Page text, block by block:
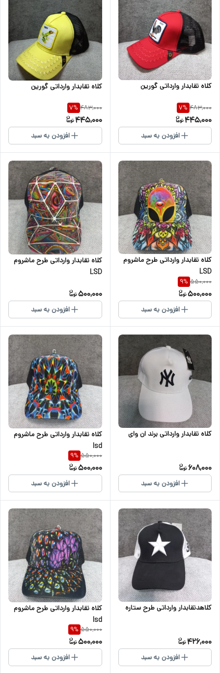
کلاه نقابدار وارداتی گورین
483,000
7%
445,000
افزودن به سبد
کلاه نقابدار وارداتی گورین
483,000
7%
445,000
افزودن به سبد
کلاه نقابدار وارداتی طرح ماشروم
LSD
550,000
9%
500,000
افزودن به سبد
کلاه نقابدار وارداتی طرح ماشروم
LSD
500,000
افزودن به سبد
کلاه نقابدار وارداتی برند ان وای
608,000
افزودن به سبد
کلاه نقابدار وارداتی طرح ماشروم
lsd
550,000
9%
500,000
افزودن به سبد
کلاهدنقابدار وارداتی طرح ستاره
426,000
افزودن به سبد
کلاه نقابدار وارداتی طرح ماشروم
lsd
550,000
9%
500,000
افزودن به سبد